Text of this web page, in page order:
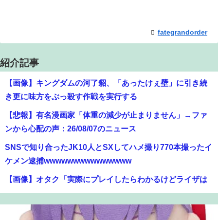
fategrandorder
紹介記事
【画像】キングダムの河了貂、「あったけぇ壁」に引き続
き更に味方をぶっ殺す作戦を実行する
【悲報】有名漫画家「体重の減少が止まりません」→ファ
ンから心配の声：26/08/07のニュース
SNSで知り合ったJK10人とSXしてハメ撮り770本撮ったイ
ケメン逮捕wwwwwwwwwwwwwww
【画像】オタク「実際にプレイしたらわかるけどライザは
友達って感じで性的な目では見れないｗ」←これｗｗｗ
ｗ：26/08/06のニュース